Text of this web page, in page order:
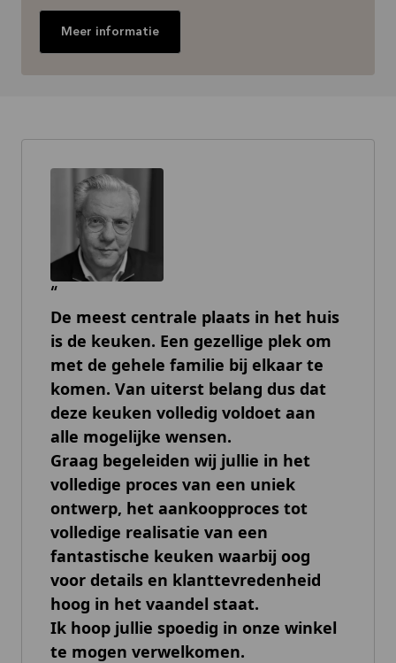
Meer informatie
De meest centrale plaats in het huis
is de keuken. Een gezellige plek om
met de gehele familie bij elkaar te
komen. Van uiterst belang dus dat
deze keuken volledig voldoet aan
alle mogelijke wensen.
Graag begeleiden wij jullie in het
volledige proces van een uniek
ontwerp, het aankoopproces tot
volledige realisatie van een
fantastische keuken waarbij oog
voor details en klanttevredenheid
hoog in het vaandel staat.
Ik hoop jullie spoedig in onze winkel
te mogen verwelkomen.